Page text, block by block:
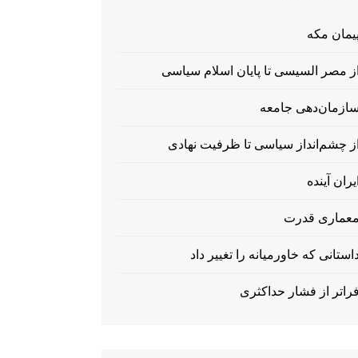
پیمان مکه
از مصر السیسی تا پایان اسلام سیاسی
سازمان‌دهی جامعه
از چشم‌انداز سیاسی تا ظرفیت نهادی
ایران آینده
معماری قدرت
که خاورمیانه را تغییر داد
فراتر از فشار حداکثری